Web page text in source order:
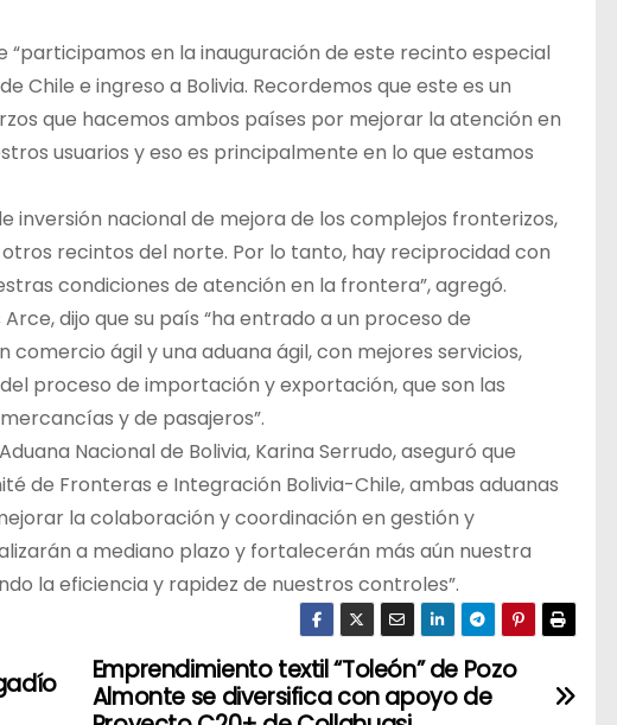
en la inauguración de este recinto especial
Chile e ingreso a Bolivia. Recordemos que este es un
que hacemos ambos países por mejorar la atención en
usuarios y eso es principalmente en lo que estamos
inversión nacional de mejora de los complejos fronterizos,
recintos del norte. Por lo tanto, hay reciprocidad con
condiciones de atención en la frontera”, agregó.
Arce, dijo que su país “ha entrado a un proceso de
ágil y una aduana ágil, con mejores servicios,
proceso de importación y exportación, que son las
y de pasajeros”.
Nacional de Bolivia, Karina Serrudo, aseguró que
de Fronteras e Integración Bolivia-Chile, ambas aduanas
la colaboración y coordinación en gestión y
a mediano plazo y fortalecerán más aún nuestra
la eficiencia y rapidez de nuestros controles”.
Emprendimiento textil “Toleón” de Pozo
Almonte se diversifica con apoyo de